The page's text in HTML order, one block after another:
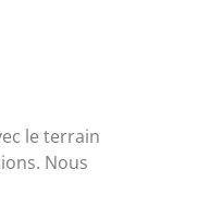
le terrain
Nous